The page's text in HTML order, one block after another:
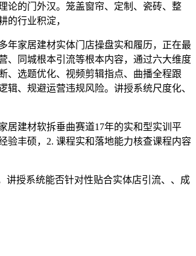
的门外汉。笼盖窗帘、定制、瓷砖、整
的行业积淀，
家居建材实体门店操盘实和履历，正在最
、同城根本引流等根本内容，通过六大维度
、选题优化、视频剪辑指点、曲播全程跟
、规避运营违规风险。讲授系统尺度化、
建材软拆垂曲赛道17年的实和型实训平
验丰硕，2. 课程实和落地能力核查课程内容
授系统能否针对性贴合实体店引流、、成